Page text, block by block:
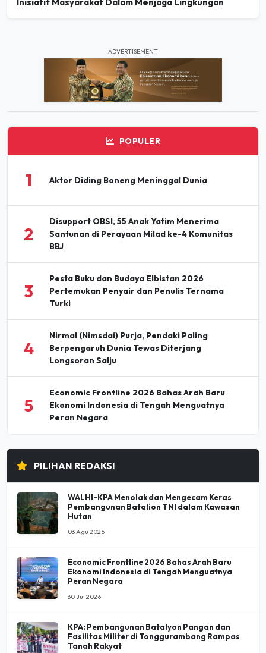
ADVERTISEMENT
POPULER
1 Aktor Diding Boneng Meninggal Dunia
2
Disupport OBSI, 55 Anak Yatim Menerima
Santunan di Perayaan Milad ke-4 Komunitas
BBJ
3
Pesta Buku dan Budaya Elbistan 2026
Pertemukan Penyair dan Penulis Ternama
Turki
4
Nirmal (Nimsdai) Purja, Pendaki Paling
Berpengaruh Dunia Tewas Diterjang
Longsoran Salju
5
Economic Frontline 2026 Bahas Arah Baru
Ekonomi Indonesia di Tengah Menguatnya
Peran Negara
PILIHAN REDAKSI
WALHI-KPA Menolak dan Mengecam Keras
Pembangunan Batalion TNI dalam Kawasan
Hutan
03 Agu 2026
Economic Frontline 2026 Bahas Arah Baru
Ekonomi Indonesia di Tengah Menguatnya
Peran Negara
30 Jul 2026
KPA: Pembangunan Batalyon Pangan dan
Fasilitas Militer di Tonggurambang Rampas
Tanah Rakyat